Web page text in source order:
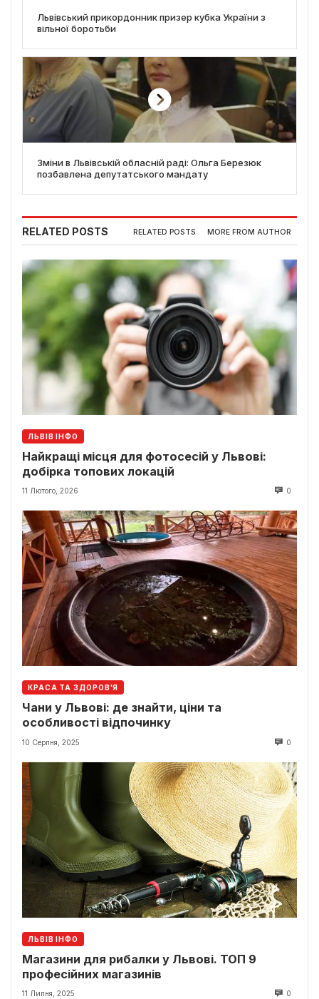
Львівський прикордонник призер кубка України з
вільної боротьби
Зміни в Львівській обласній раді: Ольга Березюк
позбавлена депутатського мандату
RELATED POSTS RELATED POSTS MORE FROM AUTHOR
ЛЬВІВ ІНФО
Найкращі місця для фотосесій у Львові:
добірка топових локацій
11 Лютого, 2026 0
КРАСА ТА ЗДОРОВ'Я
Чани у Львові: де знайти, ціни та
особливості відпочинку
10 Серпня, 2025 0
ЛЬВІВ ІНФО
Магазини для рибалки у Львові. ТОП 9
професійних магазинів
11 Липня, 2025 0